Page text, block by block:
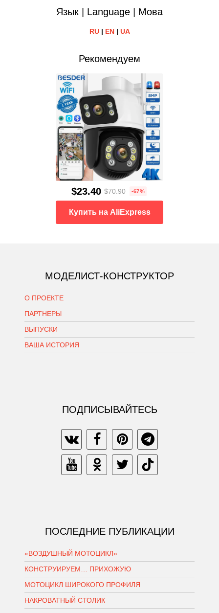
Язык | Language | Мова
RU| EN| UA
Рекомендуем
$23.40 $70.90 -67%
Купить на AliExpress
МОДЕЛИСТ-КОНСТРУКТОР
О ПРОЕКТЕ
ПАРТНЕРЫ
ВЫПУСКИ
ВАША ИСТОРИЯ
ПОДПИСЫВАЙТЕСЬ
ПОСЛЕДНИЕ ПУБЛИКАЦИИ
«ВОЗДУШНЫЙ МОТОЦИКЛ»
КОНСТРУИРУЕМ… ПРИХОЖУЮ
МОТОЦИКЛ ШИРОКОГО ПРОФИЛЯ
НАКРОВАТНЫЙ СТОЛИК